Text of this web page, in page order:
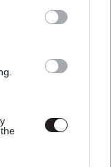
girl: az első
family: a galád